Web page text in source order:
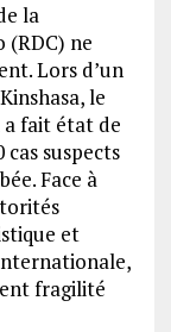
la
(RDC) ne
Lors d’un
le
a fait état de
cas suspects
Face à
et
fragilité